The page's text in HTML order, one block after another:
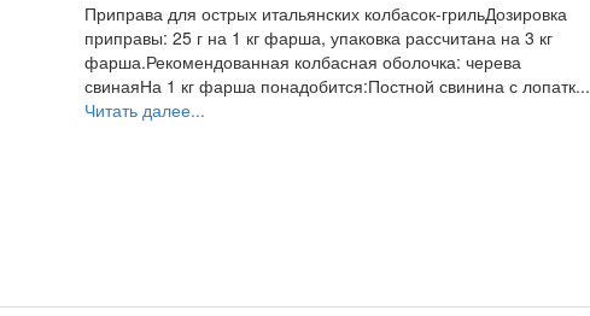
Приправа для острых итальянских колбасок-грильДозировка
приправы: 25 г на 1 кг фарша, упаковка рассчитана на 3 кг
фарша.Рекомендованная колбасная оболочка: черева
свинаяНа 1 кг фарша понадобится:Постной свинина с лопатк...
Читать далее...